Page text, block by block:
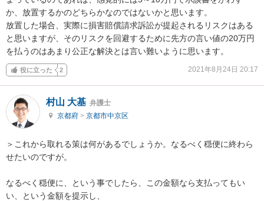
か、放置するかのどちらかなのではないかと思います。
放置した場合、実際に損害賠償請求訴訟が提起されるリスクはある
と思いますが、そのリスクを回避するために先方の言い値の20万円
を払うのはあまり公正な解決とは言い難いように思います。
役に立った 2 2021年8月24日 20:17
村山 大基 弁護士
京都府 > 京都市中京区
＞これから取れる策は何があるでしょうか。なるべく穏便に終わら
せたいのですが。
なるべく穏便に、という事でしたら、この金額なら支払ってもい
い、という金額を提示し、